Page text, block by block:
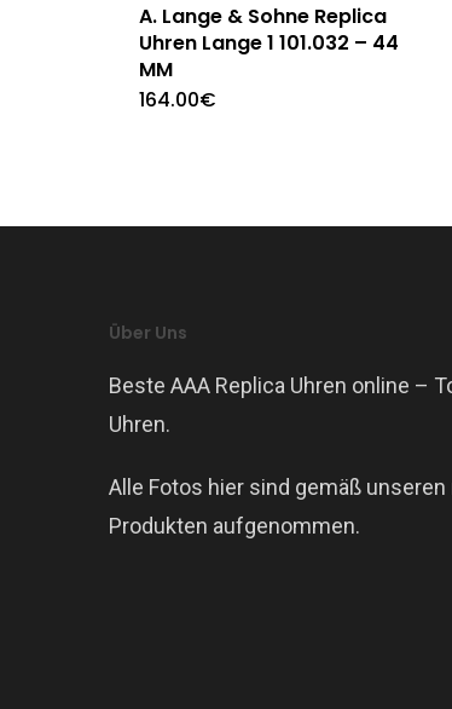
A. Lange & Sohne Replica
Uhren Lange 1 101.032 – 44
MM
164.00€
Über Uns
Beste AAA Replica Uhren online –
Uhren.
Alle Fotos hier sind gemäß unseren
Produkten aufgenommen.